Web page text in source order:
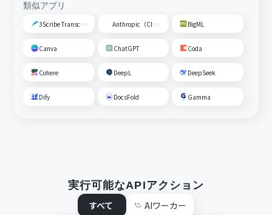
類似アプリ
3Scribe Transcription Anthropic（Claude） BigML
Canva ChatGPT Coda
Cohere DeepL DeepSeek
Dify DocsFold Gamma
実行可能なAPIアクション
すべて
AIワーカー